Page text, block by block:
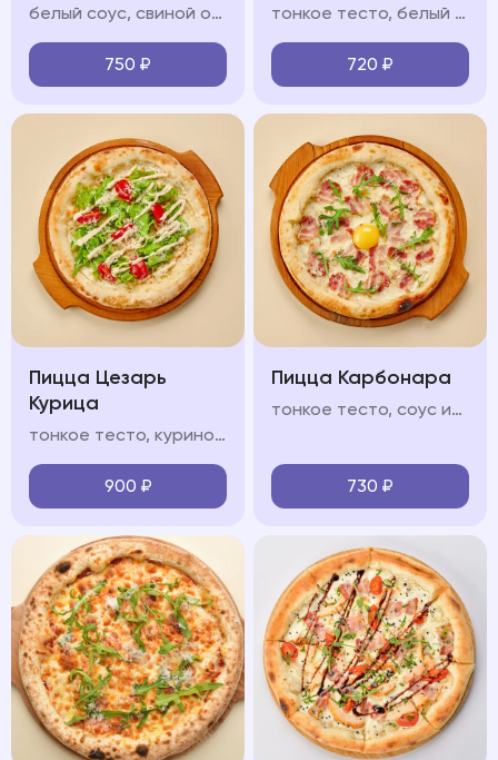
белый соус, свиной окорок, охотничьи колбаски, бекон сырокопчёный, моцарелла, красный лук, соус барбекю
750 ₽
тонкое тесто, белый соус, ветчина, охотничьи колбаски, салями, моцарелла, красный лук, яйцо
720 ₽
Пицца Цезарь
Курица
тонкое тесто, куриное филе, соус "Цезарь", помидоры черри, сливочный соус, моцарелла, зелень микс, пармезан
900 ₽
Пицца Карбонара
тонкое тесто, соус из томатов, моцарелла, бекон, пармезан, прованские травы, чеснок
730 ₽